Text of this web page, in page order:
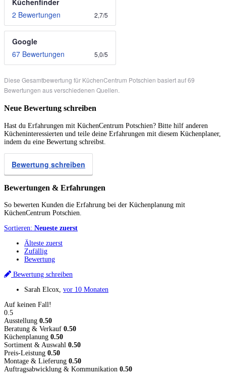
2 Bewertungen
2,7/5
Google
67 Bewertungen
5,0/5
Diese Gesamtbewertung für KüchenCentrum Potschien basiert auf 69
Bewertungen aus verschiedenen Quellen.
Neue Bewertung schreiben
Hast du Erfahrungen mit KüchenCentrum Potschien? Bitte hilf anderen
Kücheninteressierten und teile deine Erfahrungen mit diesem Küchenplaner,
indem du eine Bewertung schreibst.
Bewertung schreiben
Bewertungen & Erfahrungen
So bewerten Kunden die Erfahrung bei der Küchenplanung mit
KüchenCentrum Potschien.
Sortieren: Neueste zuerst
Älteste zuerst
Zufällig
Bewertung
Bewertung schreiben
Sarah Elcox, vor 10 Monaten
Auf keinen Fall!
0.5
Ausstellung 0.50
Beratung & Verkauf 0.50
Küchenplanung 0.50
Sortiment & Auswahl 0.50
Preis-Leistung 0.50
Montage & Lieferung 0.50
Auftragsabwicklung & Kommunikation 0.50